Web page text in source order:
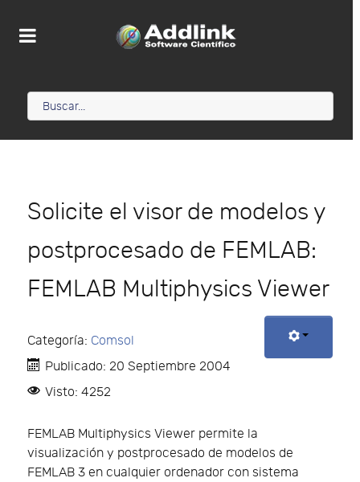
Solicite el visor de modelos y
postprocesado de FEMLAB:
FEMLAB Multiphysics Viewer
Categoría: Comsol
Publicado: 20 Septiembre 2004
Visto: 4252
FEMLAB Multiphysics Viewer permite la
visualización y postprocesado de modelos de
FEMLAB 3 en cualquier ordenador con sistema